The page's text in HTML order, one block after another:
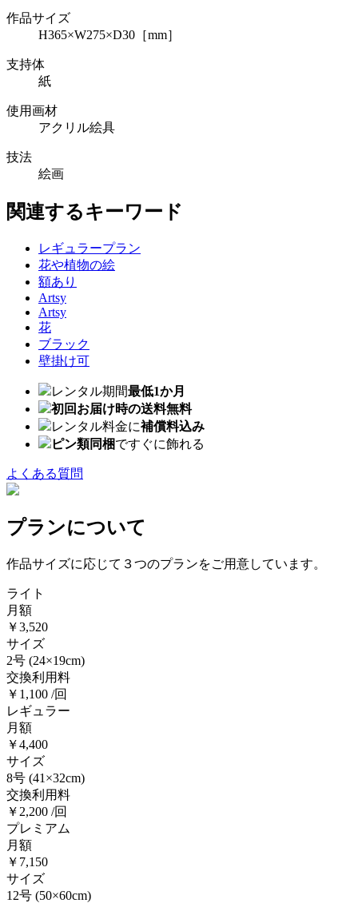
作品サイズ
H365×W275×D30［mm］
支持体
紙
使用画材
アクリル絵具
技法
絵画
関連するキーワード
レギュラープラン
花や植物の絵
額あり
Artsy
Artsy
花
ブラック
壁掛け可
レンタル期間最低1か月
初回お届け時の送料無料
レンタル料金に補償料込み
ピン類同梱ですぐに飾れる
よくある質問
プランについて
作品サイズに応じて３つのプランをご用意しています。
ライト
月額
￥3,520
サイズ
2号 (24×19cm)
交換利用料
￥1,100 /回
レギュラー
月額
￥4,400
サイズ
8号 (41×32cm)
交換利用料
￥2,200 /回
プレミアム
月額
￥7,150
サイズ
12号 (50×60cm)